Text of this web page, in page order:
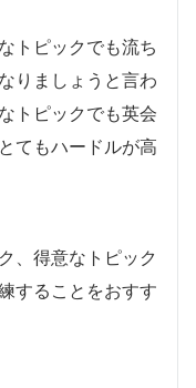
トピックでも流ち
りましょうと言わ
トピックでも英会
てもハードルが高
、得意なトピック
することをおすす